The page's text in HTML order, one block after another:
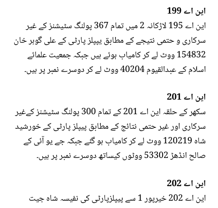
این اے 199
این اے 195 لاڑکانہ 2 میں تمام 367 پولنگ سٹیشنز کے غیر
سرکاری و حتمی نتیجے کے مطابق یپپلز پارٹی کے علی گوہر خان
154832 ووٹ لے کر کامیاب ہوئے ہیں جبکہ جمعیت علمائے
اسلام کے عبدالقیوم 40204 ووٹ لے کر دوسرے نمبر پر ہیں۔
این اے 201
سکھر کے حلقہ این اے 201 کے تمام 300 پولنگ سٹیشنز کےغیر
سرکاری اور غیر حتمی نتائج کے مطابق پیپلز پارٹی کے خورشید
شاہ 120219 ووٹ لے کر کامیاب ہو گئے جبکہ جے یو آئی کے
صالح انڈھڑ 53302 ووٹوں کیساتھ دوسرے نمبر پر ہیں۔
این اے 202
این اے 202 خیرپور 1 سے پیپلزپارٹی کی نفیسہ شاہ جیت